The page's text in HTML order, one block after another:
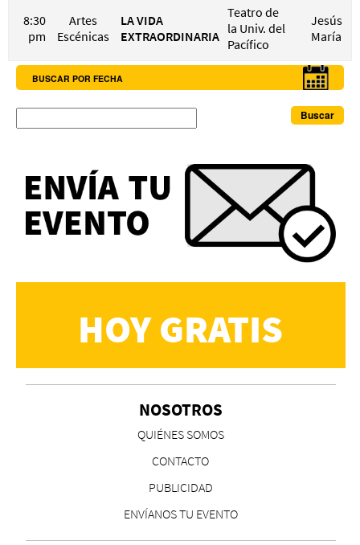
8:30
pm
Artes
Escénicas
LA VIDA
EXTRAORDINARIA
Teatro de
la Univ. del
Pacífico
Jesús
María
BUSCAR POR FECHA
HOY GRATIS
NOSOTROS
QUIÉNES SOMOS
CONTACTO
PUBLICIDAD
ENVÍANOS TU EVENTO